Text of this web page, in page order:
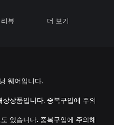
리뷰 더 보기
웨어입니다.
상품입니다. 중복구입에 주의
있습니다. 중복구입에 주의해